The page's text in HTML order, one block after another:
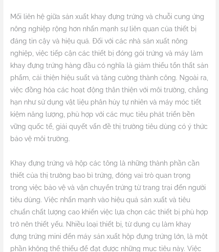
Mối liên hệ giữa sản xuất khay đựng trứng và chuỗi cung ứng
nông nghiệp rộng hơn nhấn mạnh sự liên quan của thiết bị
đáng tin cậy và hiệu quả. Đối với các nhà sản xuất nông
nghiệp, việc tiếp cận các thiết bị đóng gói trứng và máy làm
khay đựng trứng hàng đầu có nghĩa là giảm thiểu tổn thất sản
phẩm, cải thiện hiệu suất và tăng cường thành công. Ngoài ra,
việc đồng hóa các hoạt động thân thiện với môi trường, chẳng
hạn như sử dụng vật liệu phân hủy tự nhiên và máy móc tiết
kiệm năng lượng, phù hợp với các mục tiêu phát triển bền
vững quốc tế, giải quyết vấn đề thị trường tiêu dùng có ý thức
bảo vệ môi trường.
Khay đựng trứng và hộp các tông là những thành phần cần
thiết của thị trường bao bì trứng, đóng vai trò quan trọng
trong việc bảo vệ và vận chuyển trứng từ trang trại đến người
tiêu dùng. Việc nhấn mạnh vào hiệu quả sản xuất và tiêu
chuẩn chất lượng cao khiến việc lựa chọn các thiết bị phù hợp
trở nên thiết yếu. Nhiều loại thiết bị, từ dụng cụ làm khay
đựng trứng mini đến máy sản xuất hộp đựng trứng lớn, là một
phần không thể thiếu để đạt được những mục tiêu này. Việc